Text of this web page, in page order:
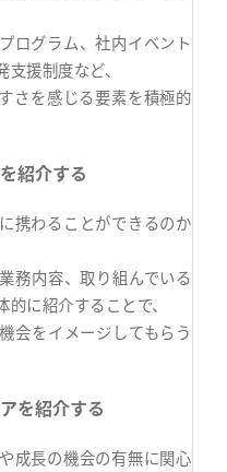
ログラム、社内イベント
援制度など、
さを感じる要素を積極的
紹介する
携わることができるのか
務内容、取り組んでいる
に紹介することで、
会をイメージしてもらう
を紹介する
成長の機会の有無に関心